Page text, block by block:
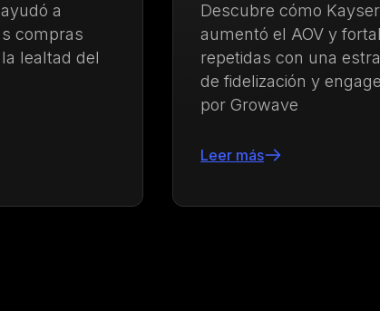
Descubre cómo Kayser Lingerie
aumentó el AOV y fortaleció las compras
repetidas con una estrategia integrada
de fidelización y engagement impulsada